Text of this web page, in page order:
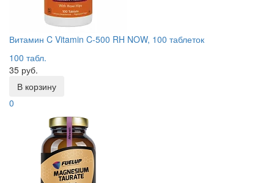
Витамин C Vitamin C-500 RH NOW, 100 таблеток
100 табл.
35 руб.
В корзину
0